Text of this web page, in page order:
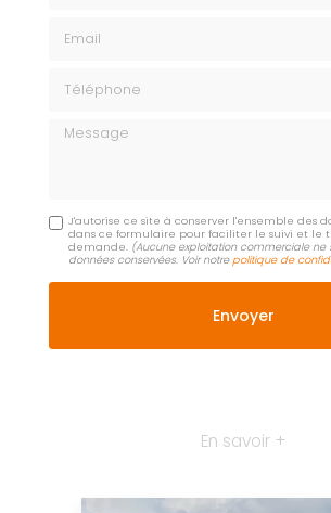
Message
J'autorise ce site à conserver l'ensemble des
dans ce formulaire pour faciliter le suivi et le
demande. (Aucune exploitation commerciale ne
données conservées. Voir notrepolitique de
En savoir +